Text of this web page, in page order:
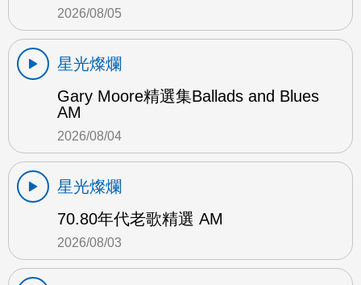
2026/08/05
星光燦爛
Gary Moore精選集Ballads and Blues
AM
2026/08/04
星光燦爛
70.80年代老歌精選 AM
2026/08/03